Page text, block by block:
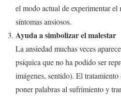
el modo actual de experimentar
síntomas ansiosos.
Ayuda a simbolizar el malestar
La ansiedad muchas veces
psíquica que no ha podido ser
imágenes, sentido). El
poner palabras al sufrimiento y